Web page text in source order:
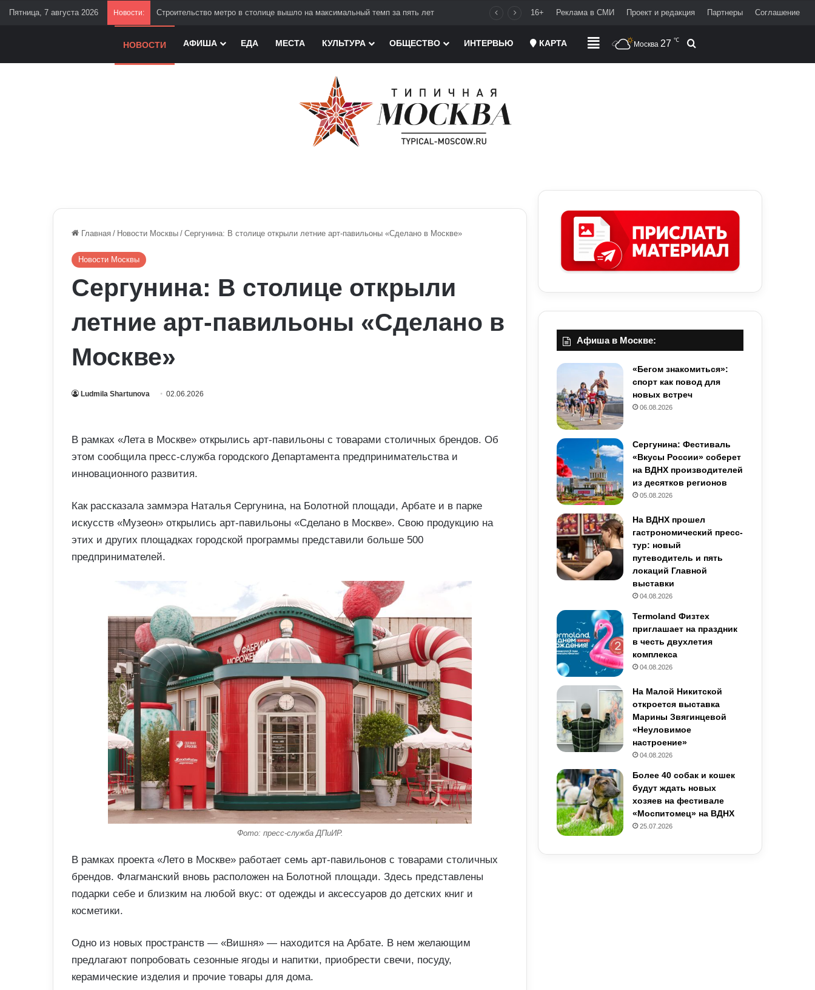
Пятница, 7 августа 2026 Новости: Строительство метро в столице вышло на максимальный темп за пять лет 16+ Реклама в СМИ Проект и редакция Партнеры Соглашение
НОВОСТИ АФИША ЕДА МЕСТА КУЛЬТУРА ОБЩЕСТВО ИНТЕРВЬЮ КАРТА РАЗДЕЛЫМосква 27 ℃
Главная / Новости Москвы / Сергунина: В столице открыли летние арт-павильоны «Сделано в Москве»
Новости Москвы
Сергунина: В столице открыли
летние арт-павильоны «Сделано в
Москве»
Ludmila Shartunova 02.06.2026
В рамках «Лета в Москве» открылись арт-павильоны с товарами столичных брендов. Об
этом сообщила пресс-служба городского Департамента предпринимательства и
инновационного развития.
Как рассказала заммэра Наталья Сергунина, на Болотной площади, Арбате и в парке
искусств «Музеон» открылись арт-павильоны «Сделано в Москве». Свою продукцию на
этих и других площадках городской программы представили больше 500
предпринимателей.
Фото: пресс-служба ДПиИР.
В рамках проекта «Лето в Москве» работает семь арт-павильонов с товарами столичных
брендов. Флагманский вновь расположен на Болотной площади. Здесь представлены
подарки себе и близким на любой вкус: от одежды и аксессуаров до детских книг и
косметики.
Одно из новых пространств — «Вишня» — находится на Арбате. В нем желающим
предлагают попробовать сезонные ягоды и напитки, приобрести свечи, посуду,
керамические изделия и прочие товары для дома.
Афиша в Москве:
«Бегом знакомиться»:
спорт как повод для
новых встреч
06.08.2026
Сергунина: Фестиваль
«Вкусы России» соберет
на ВДНХ производителей
из десятков регионов
05.08.2026
На ВДНХ прошел
гастрономический пресс-
тур: новый
путеводитель и пять
локаций Главной
выставки
04.08.2026
Termoland Физтех
приглашает на праздник
в честь двухлетия
комплекса
04.08.2026
На Малой Никитской
откроется выставка
Марины Звягинцевой
«Неуловимое
настроение»
04.08.2026
Более 40 собак и кошек
будут ждать новых
хозяев на фестивале
«Моспитомец» на ВДНХ
25.07.2026